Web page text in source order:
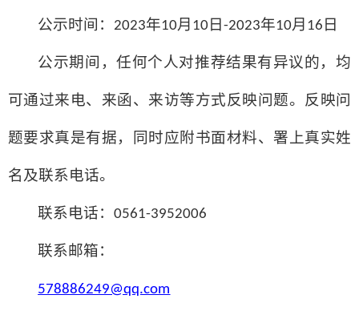
公示时间： 2023年10月 10 日-2023年10月 16 日
公示期间，任何个人对推荐结果有异议的，均
可通过来电、来函、来访等方式反映问题。反映问
题要求真是有据，同时应附书面材料、署上真实姓
名及联系电话。
联系电话：0561-3952006
联系邮箱：
578886249@qq.com